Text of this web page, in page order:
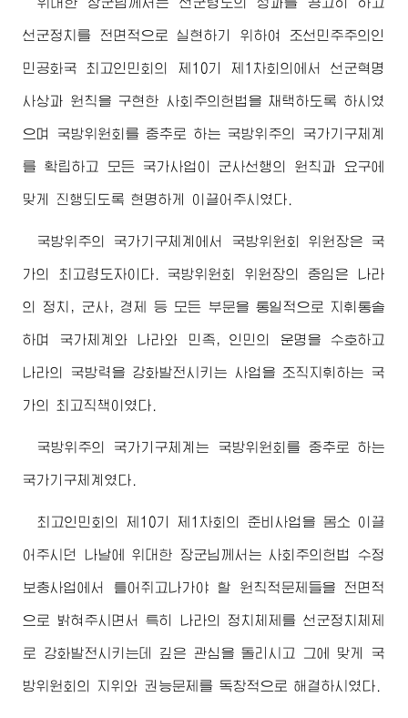
선군정치를 전면적으로 실현하기 위하여 조선민주주의인
민공화국 최고인민회의 제10기 제1차회의에서 선군혁명
사상과 원칙을 구현한 사회주의헌법을 채택하도록 하시였
으며 국방위원회를 중추로 하는 국방위주의 국가기구체계
를 확립하고 모든 국가사업이 군사선행의 원칙과 요구에
맞게 진행되도록 현명하게 이끌어주시였다.
국방위주의 국가기구체계에서 국방위원회 위원장은 국
가의 최고령도자이다. 국방위원회 위원장의 중임은 나라
의 정치, 군사, 경제 등 모든 부문을 통일적으로 지휘통솔
하며 국가체계와 나라와 민족, 인민의 운명을 수호하고
나라의 국방력을 강화발전시키는 사업을 조직지휘하는 국
가의 최고직책이였다.
국방위주의 국가기구체계는 국방위원회를 중추로 하는
국가기구체계였다.
최고인민회의 제10기 제1차회의 준비사업을 몸소 이끌
어주시던 나날에위대한 장군님 께서는 사회주의헌법 수정
보충사업에서 틀어쥐고나가야 할 원칙적문제들을 전면적
으로 밝혀주시면서 특히 나라의 정치체제를 선군정치체제
로 강화발전시키는데 깊은 관심을 돌리시고 그에 맞게 국
방위원회의 지위와 권능문제를 독창적으로 해결하시였다.